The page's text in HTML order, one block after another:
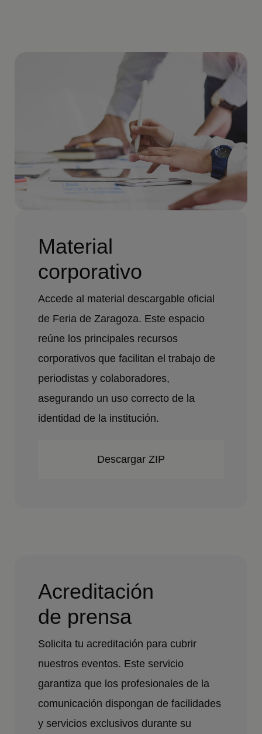
Material
corporativo
Accede al material descargable oficial
de Feria de Zaragoza. Este espacio
reúne los principales recursos
corporativos que facilitan el trabajo de
periodistas y colaboradores,
asegurando un uso correcto de la
identidad de la institución.
Descargar ZIP
Acreditación
de prensa
Solicita tu acreditación para cubrir
nuestros eventos. Este servicio
garantiza que los profesionales de la
comunicación dispongan de facilidades
y servicios exclusivos durante su